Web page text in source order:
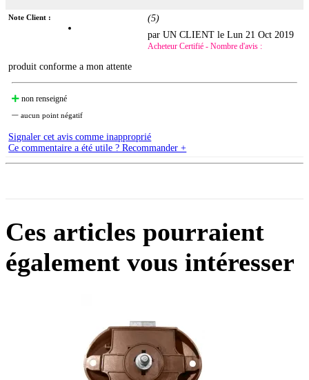
Note Client : (5)
par UN CLIENT leLun 21 Oct 2019
Acheteur Certifié - Nombre d'avis :
produit conforme a mon attente
non renseigné
aucun point négatif
Signaler cet avis comme inapproprié
Ce commentaire a été utile ? Recommander +
Ces articles pourraient
également vous intéresser